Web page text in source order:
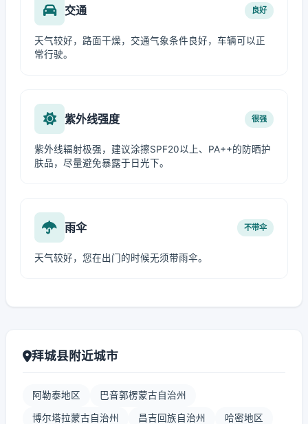
交通 良好
天气较好，路面干燥，交通气象条件良好，车辆可以正
常行驶。
紫外线强度 很强
紫外线辐射极强，建议涂擦SPF20以上、PA++的防晒护
肤品，尽量避免暴露于日光下。
雨伞 不带伞
天气较好，您在出门的时候无须带雨伞。
拜城县附近城市
阿勒泰地区 巴音郭楞蒙古自治州
博尔塔拉蒙古自治州 昌吉回族自治州 哈密地区